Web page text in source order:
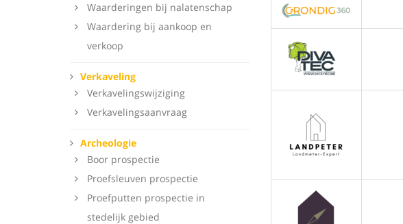
Waarderingen bij nalatenschap
Waardering bij aankoop en
verkoop
Verkaveling
Verkavelingswijziging
Verkavelingsaanvraag
Archeologie
Boor prospectie
Proefsleuven prospectie
Proefputten prospectie in
stedelijk gebied